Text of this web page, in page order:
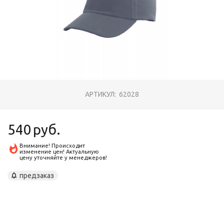
АРТИКУЛ: 62028
540 руб.
Внимание! Происходит
изменение цен! Актуальную
цену уточняйте у менеджеров!
предзаказ